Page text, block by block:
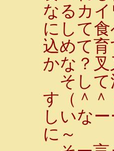
なるカ
にして
込めて
かな？
そして
す（＾
しいな
に～